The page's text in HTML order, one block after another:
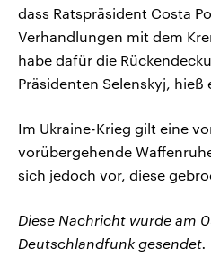
dass Ratspräsident ‌Costa
Verhandlungen mit dem
habe dafür die
Präsidenten Selenskyj, hieß
Im Ukraine-Krieg gilt eine
vorübergehende
sich jedoch vor, diese
Diese Nachricht wurde am
Deutschlandfunk gesendet.